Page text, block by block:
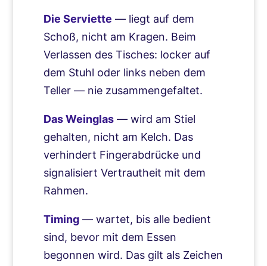
Die Serviette — liegt auf dem
Schoß, nicht am Kragen. Beim
Verlassen des Tisches: locker auf
dem Stuhl oder links neben dem
Teller — nie zusammengefaltet.
Das Weinglas— wird am Stiel
gehalten, nicht am Kelch. Das
verhindert Fingerabdrücke und
signalisiert Vertrautheit mit dem
Rahmen.
Timing— wartet, bis alle bedient
sind, bevor mit dem Essen
begonnen wird. Das gilt als Zeichen